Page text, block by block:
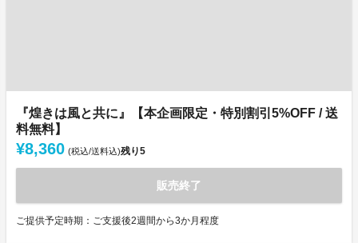
『煌きは風と共に』【本企画限定・特別割引5%OFF / 送
料無料】
¥8,360 (税込/送料込)残り5
販売終了
ご提供予定時期：ご支援後2週間から3か月程度